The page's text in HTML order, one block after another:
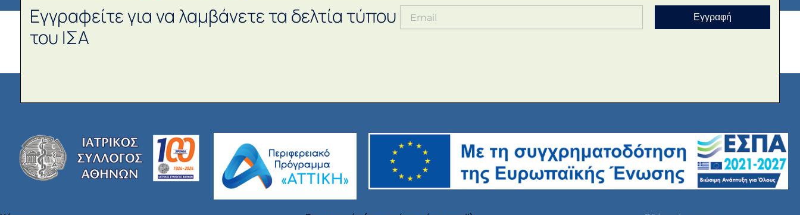
Εγγραφείτε για να λαμβάνετε τα δελτία τύπου
του ΙΣΑ
Εγγραφή